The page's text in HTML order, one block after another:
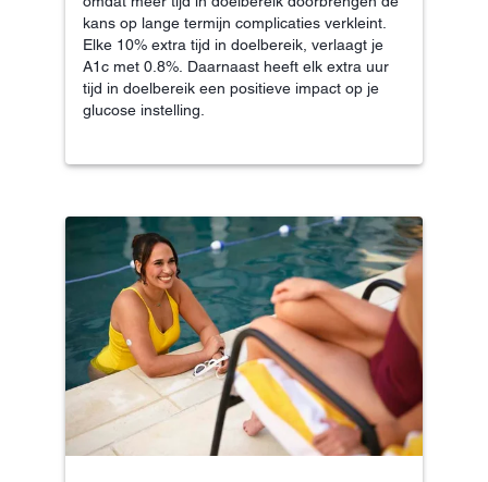
kans op lange termijn complicaties verkleint.
Elke 10% extra tijd in doelbereik, verlaagt je
A1c met 0.8%. Daarnaast heeft elk extra uur
tijd in doelbereik een positieve impact op je
glucose instelling.